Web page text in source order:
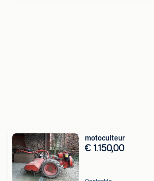
motoculteur
€ 1.150,00